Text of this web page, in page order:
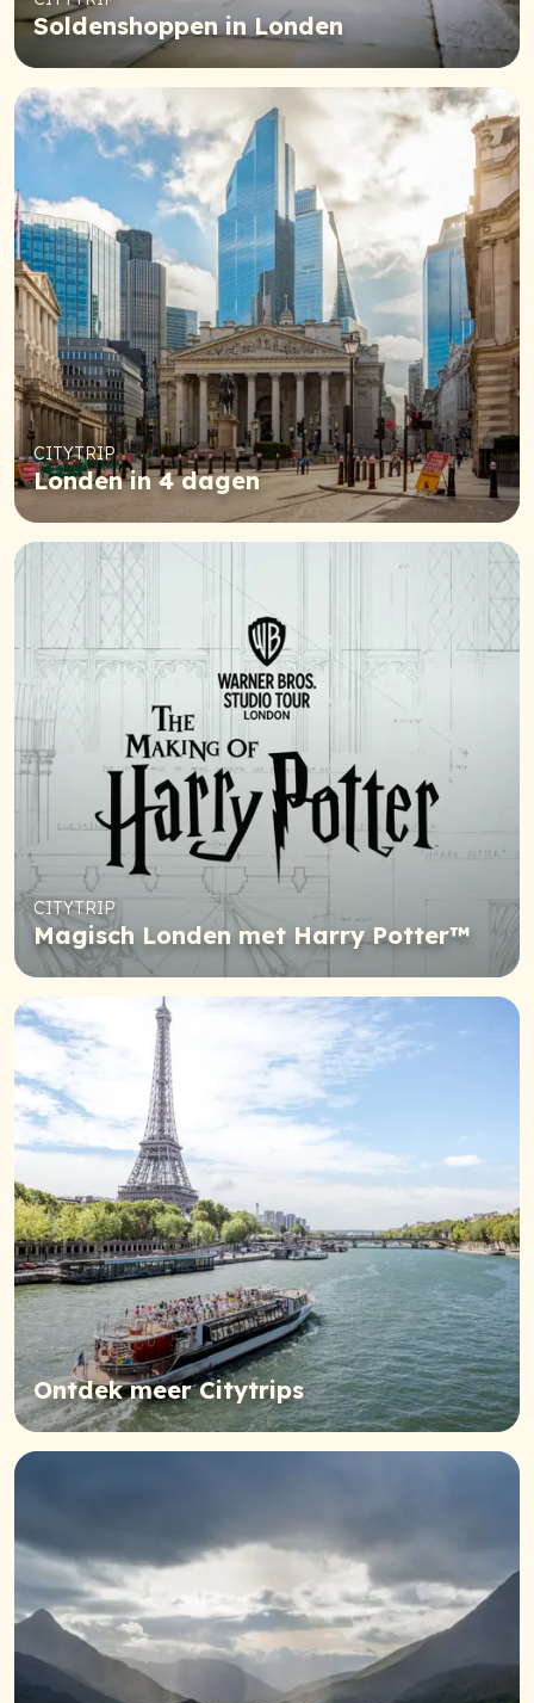
Soldenshoppen in Londen
CITYTRIP
Londen in 4 dagen
CITYTRIP
Magisch Londen met Harry Potter™
Ontdek meer Citytrips